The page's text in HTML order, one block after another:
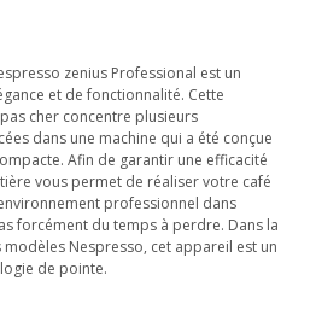
zenius Professional est un
et de fonctionnalité. Cette
cher concentre plusieurs
dans une machine qui a été conçue
Afin de garantir une efficacité
vous permet de réaliser votre café
professionnel dans
forcément du temps à perdre. Dans la
modèles Nespresso, cet appareil est un
de pointe.